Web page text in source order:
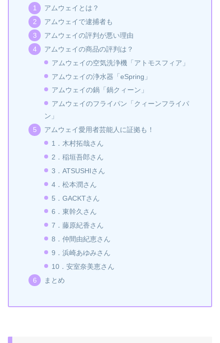
アムウェイとは？
アムウェイで逮捕者も
アムウェイの評判が悪い理由
アムウェイの商品の評判は？
アムウェイの空気洗浄機「アトモスフィア」
アムウェイの浄水器「eSpring」
アムウェイの鍋「鍋クィーン」
アムウェイのフライパン「クィーンフライパ
ン」
アムウェイ愛用者芸能人に証拠も！
1．木村拓哉さん
2．稲垣吾郎さん
3．ATSUSHIさん
4．松本潤さん
5．GACKTさん
6．東幹久さん
7．藤原紀香さん
8．仲間由紀恵さん
9．浜崎あゆみさん
10．安室奈美恵さん
まとめ